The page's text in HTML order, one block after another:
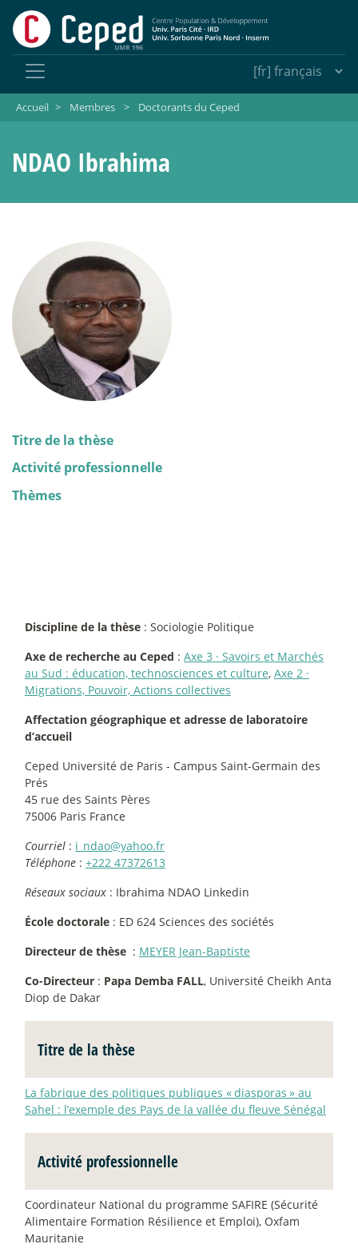
Accueil > Membres > Doctorants du Ceped
NDAO Ibrahima
Titre de la thèse
Activité professionnelle
Thèmes
Discipline de la thèse : Sociologie Politique
Axe de recherche au Ceped : Axe 3 · Savoirs et Marchés
au Sud : éducation, technosciences et culture, Axe 2 ·
Migrations, Pouvoir, Actions collectives
Affectation géographique et adresse de laboratoire
d’accueil
Ceped Université de Paris - Campus Saint-Germain des
Prés
45 rue des Saints Pères
75006 Paris France
Courriel : i_ndao@yahoo.fr
Téléphone : +222 47372613
Réseaux sociaux : Ibrahima NDAO Linkedin
École doctorale : ED 624 Sciences des sociétés
Directeur de thèse : MEYER Jean-Baptiste
Co-Directeur : Papa Demba FALL, Université Cheikh Anta
Diop de Dakar
Titre de la thèse
La fabrique des politiques publiques «diasporas » au
Sahel : l’exemple des Pays de la vallée du fleuve Sénégal
Activité professionnelle
Coordinateur National du programme SAFIRE (Sécurité
Alimentaire Formation Résilience et Emploi), Oxfam
Mauritanie